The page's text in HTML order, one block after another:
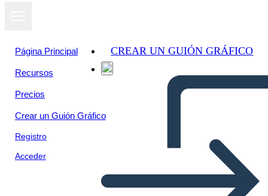
Página Principal
Recursos
Precios
Crear un Guión Gráfico
Registro
Acceder
CREAR UN GUIÓN GRÁFICO